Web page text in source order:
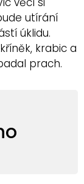
utírání
úklidu.
krabic a
prach.